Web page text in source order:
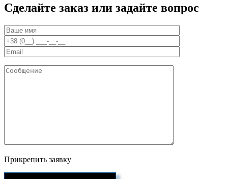
Сделайте заказ или задайте вопрос
Прикрепить заявку